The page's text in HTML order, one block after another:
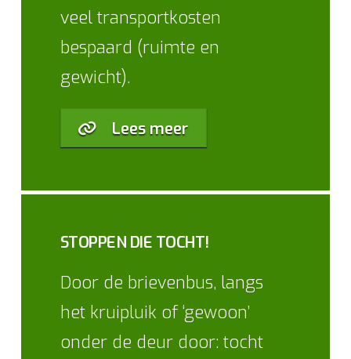
veel transportkosten
bespaard (ruimte en
gewicht).
Lees meer
STOPPEN DIE TOCHT!
Door de brievenbus, langs
het kruipluik of ‘gewoon’
onder de deur door: tocht